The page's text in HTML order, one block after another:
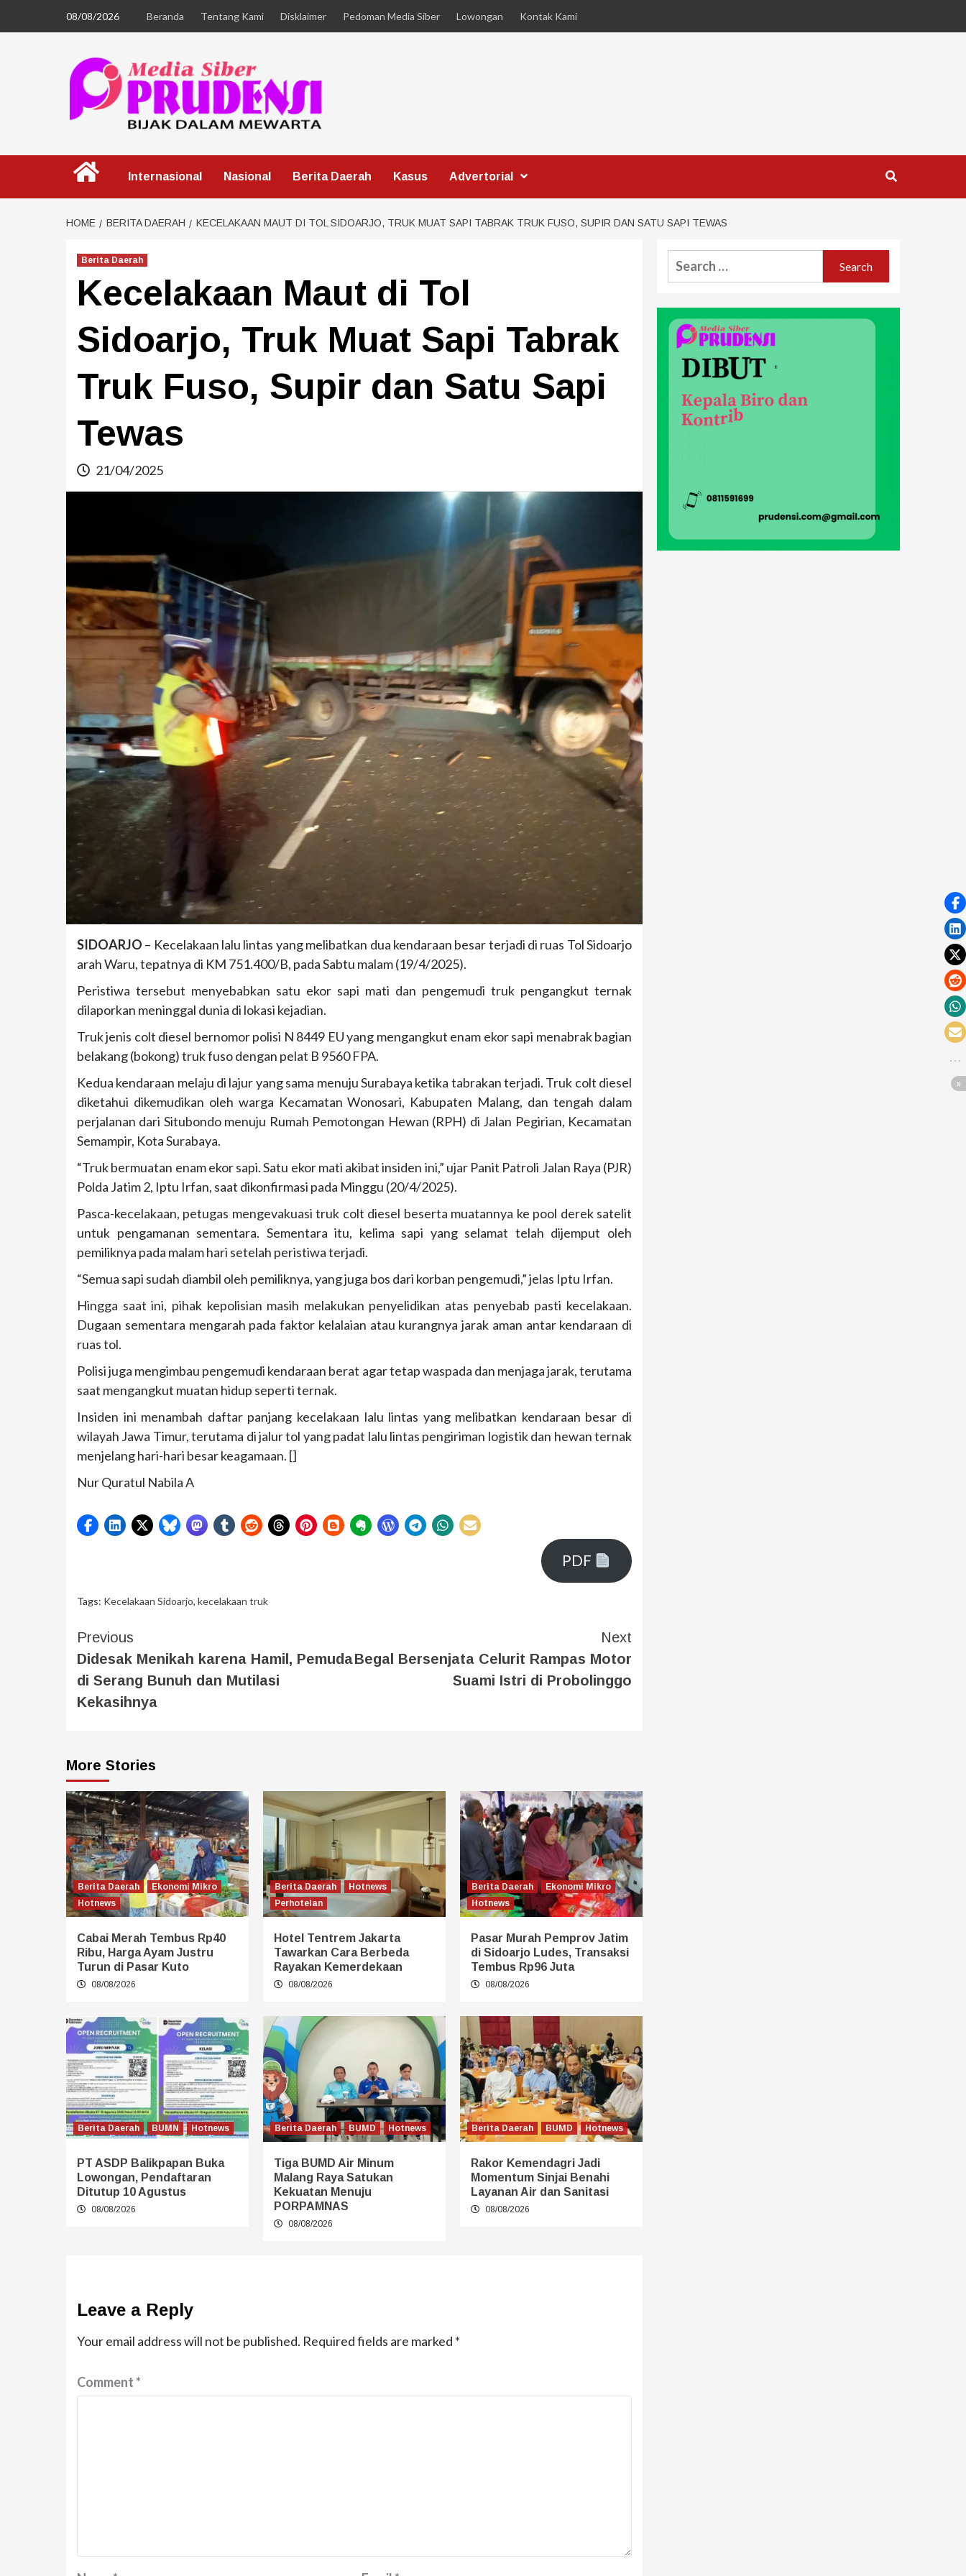
08/08/2026 Beranda Tentang Kami Disklaimer Pedoman Media Siber Lowongan Kontak Kami
Internasional Nasional Berita Daerah Kasus Advertorial
HOME BERITA DAERAH KECELAKAAN MAUT DI TOL SIDOARJO, TRUK MUAT SAPI TABRAK TRUK FUSO, SUPIR DAN SATU SAPI TEWAS
Berita Daerah
Kecelakaan Maut di Tol
Sidoarjo, Truk Muat Sapi Tabrak
Truk Fuso, Supir dan Satu Sapi
Tewas
21/04/2025
SIDOARJO – Kecelakaan lalu lintas yang melibatkan dua kendaraan besar terjadi di ruas Tol Sidoarjo
arah Waru, tepatnya di KM 751.400/B, pada Sabtu malam (19/4/2025).
Peristiwa tersebut menyebabkan satu ekor sapi mati dan pengemudi truk pengangkut ternak
dilaporkan meninggal dunia di lokasi kejadian.
Truk jenis colt diesel bernomor polisi N 8449 EU yang mengangkut enam ekor sapi menabrak bagian
belakang (bokong) truk fuso dengan pelat B 9560 FPA.
Kedua kendaraan melaju di lajur yang sama menuju Surabaya ketika tabrakan terjadi. Truk colt diesel
diketahui dikemudikan oleh warga Kecamatan Wonosari, Kabupaten Malang, dan tengah dalam
perjalanan dari Situbondo menuju Rumah Pemotongan Hewan (RPH) di Jalan Pegirian, Kecamatan
Semampir, Kota Surabaya.
“Truk bermuatan enam ekor sapi. Satu ekor mati akibat insiden ini,” ujar Panit Patroli Jalan Raya (PJR)
Polda Jatim 2, Iptu Irfan, saat dikonfirmasi pada Minggu (20/4/2025).
Pasca-kecelakaan, petugas mengevakuasi truk colt diesel beserta muatannya ke pool derek satelit
untuk pengamanan sementara. Sementara itu, kelima sapi yang selamat telah dijemput oleh
pemiliknya pada malam hari setelah peristiwa terjadi.
“Semua sapi sudah diambil oleh pemiliknya, yang juga bos dari korban pengemudi,” jelas Iptu Irfan.
Hingga saat ini, pihak kepolisian masih melakukan penyelidikan atas penyebab pasti kecelakaan.
Dugaan sementara mengarah pada faktor kelalaian atau kurangnya jarak aman antar kendaraan di
ruas tol.
Polisi juga mengimbau pengemudi kendaraan berat agar tetap waspada dan menjaga jarak, terutama
saat mengangkut muatan hidup seperti ternak.
Insiden ini menambah daftar panjang kecelakaan lalu lintas yang melibatkan kendaraan besar di
wilayah Jawa Timur, terutama di jalur tol yang padat lalu lintas pengiriman logistik dan hewan ternak
menjelang hari-hari besar keagamaan. []
Nur Quratul Nabila A
PDF
Tags: Kecelakaan Sidoarjo, kecelakaan truk
Previous
Didesak Menikah karena Hamil, Pemuda
di Serang Bunuh dan Mutilasi
Kekasihnya
Next
Begal Bersenjata Celurit Rampas Motor
Suami Istri di Probolinggo
More Stories
Berita Daerah
Ekonomi Mikro
Hotnews
Cabai Merah Tembus Rp40
Ribu, Harga Ayam Justru
Turun di Pasar Kuto
08/08/2026
Berita Daerah
Hotnews
Perhotelan
Hotel Tentrem Jakarta
Tawarkan Cara Berbeda
Rayakan Kemerdekaan
08/08/2026
Berita Daerah
Ekonomi Mikro
Hotnews
Pasar Murah Pemprov Jatim
di Sidoarjo Ludes, Transaksi
Tembus Rp96 Juta
08/08/2026
Berita Daerah BUMN Hotnews
PT ASDP Balikpapan Buka
Lowongan, Pendaftaran
Ditutup 10 Agustus
08/08/2026
Berita Daerah BUMD Hotnews
Tiga BUMD Air Minum
Malang Raya Satukan
Kekuatan Menuju
PORPAMNAS
08/08/2026
Berita Daerah BUMD Hotnews
Rakor Kemendagri Jadi
Momentum Sinjai Benahi
Layanan Air dan Sanitasi
08/08/2026
Leave a Reply
Your email address will not be published. Required fields are marked *
Comment*